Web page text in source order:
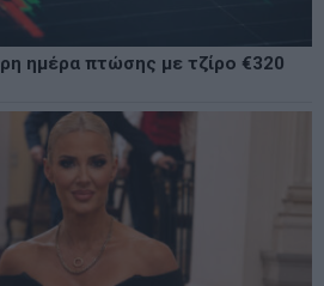
ημέρα πτώσης με τζίρο €320